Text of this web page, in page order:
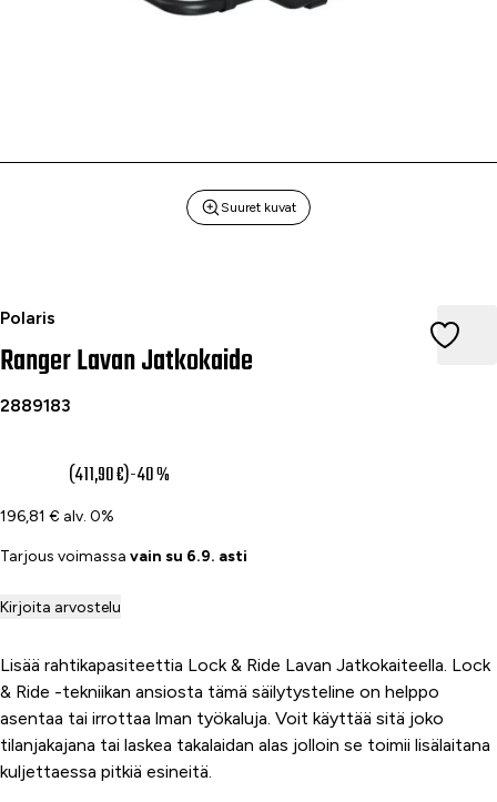
Suuret kuvat
Polaris
Ranger Lavan Jatkokaide
Ranger Lavan Jatkokaide
2889183
(411,90 €)-40 %
196,81 € alv. 0%
Tarjous voimassa vain su 6.9. asti
Kirjoita arvostelu
Lisää rahtikapasiteettia Lock & Ride Lavan Jatkokaiteella. Lock
& Ride -tekniikan ansiosta tämä säilytysteline on helppo
asentaa tai irrottaa lman työkaluja. Voit käyttää sitä joko
tilanjakajana tai laskea takalaidan alas jolloin se toimii lisälaitana
kuljettaessa pitkiä esineitä.